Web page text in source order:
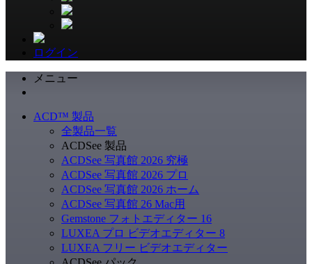
ログイン
メニュー
ACD™ 製品
全製品一覧
ACDSee 製品
ACDSee 写真館 2026 究極
ACDSee 写真館 2026 プロ
ACDSee 写真館 2026 ホーム
ACDSee 写真館 26 Mac用
Gemstone フォトエディター 16
LUXEA プロ ビデオエディター 8
LUXEA フリー ビデオエディター